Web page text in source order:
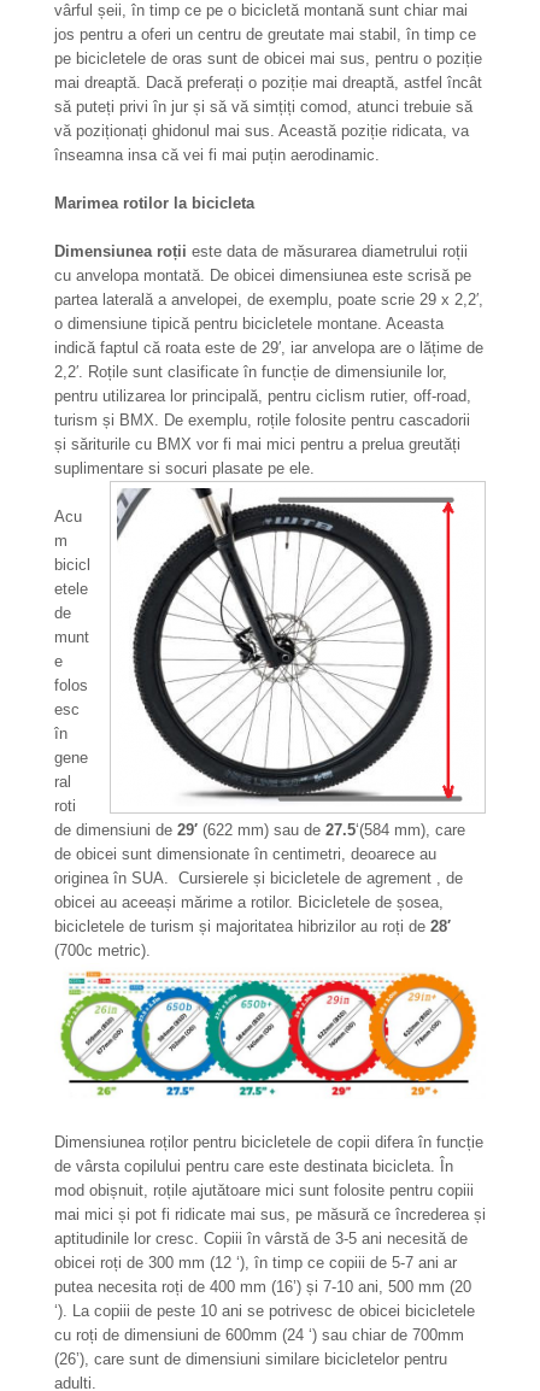
vârful șeii, în timp ce pe o bicicletă montană sunt chiar mai
jos pentru a oferi un centru de greutate mai stabil, în timp ce
pe bicicletele de oras sunt de obicei mai sus, pentru o poziție
mai dreaptă. Dacă preferați o poziție mai dreaptă, astfel încât
să puteți privi în jur și să vă simțiți comod, atunci trebuie să
vă poziționați ghidonul mai sus. Această poziție ridicata, va
înseamna insa că vei fi mai puțin aerodinamic.
Marimea rotilor la bicicleta
Dimensiunea roții este data de măsurarea diametrului roții
cu anvelopa montată. De obicei dimensiunea este scrisă pe
partea laterală a anvelopei, de exemplu, poate scrie 29 x 2,2′,
o dimensiune tipică pentru bicicletele montane. Aceasta
indică faptul că roata este de 29′, iar anvelopa are o lățime de
2,2′. Roțile sunt clasificate în funcție de dimensiunile lor,
pentru utilizarea lor principală, pentru ciclism rutier, off-road,
turism și BMX. De exemplu, roțile folosite pentru cascadorii
și săriturile cu BMX vor fi mai mici pentru a prelua greutăți
suplimentare si socuri plasate pe ele.
Acu
m
bicicl
etele
de
munt
e
folos
esc
în
gene
ral
roti
de dimensiuni de 29′ (622 mm) sau de 27.5‘(584 mm), care
de obicei sunt dimensionate în centimetri, deoarece au
originea în SUA. Cursierele și bicicletele de agrement , de
obicei au aceeași mărime a rotilor. Bicicletele de șosea,
bicicletele de turism și majoritatea hibrizilor au roți de 28′
(700c metric).
Dimensiunea roților pentru bicicletele de copii difera în funcție
de vârsta copilului pentru care este destinata bicicleta. În
mod obișnuit, roțile ajutătoare mici sunt folosite pentru copiii
mai mici și pot fi ridicate mai sus, pe măsură ce încrederea și
aptitudinile lor cresc. Copiii în vârstă de 3-5 ani necesită de
obicei roți de 300 mm (12 ‘), în timp ce copiii de 5-7 ani ar
putea necesita roți de 400 mm (16’) și 7-10 ani, 500 mm (20
‘). La copiii de peste 10 ani se potrivesc de obicei bicicletele
cu roți de dimensiuni de 600mm (24 ‘) sau chiar de 700mm
(26’), care sunt de dimensiuni similare bicicletelor pentru
adulti.